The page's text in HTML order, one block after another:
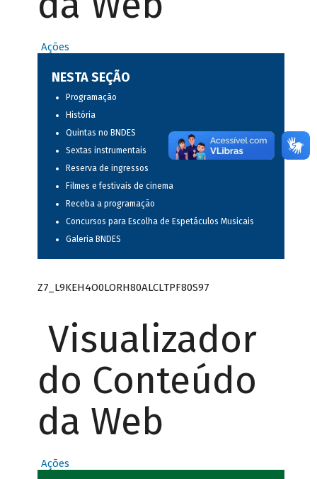
Ações
NESTA SEÇÃO
Programação
História
Quintas no BNDES
Sextas instrumentais
Reserva de ingressos
Filmes e festivais de cinema
Receba a programação
Concursos para Escolha de Espetáculos Musicais
Galeria BNDES
Z7_L9KEH4O0LORH80ALCLTPF80S97
Visualizador
do Conteúdo
da Web
Ações